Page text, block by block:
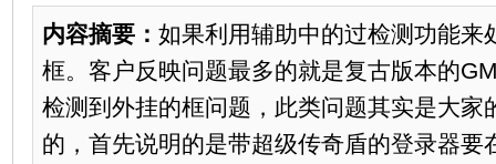
内容摘要： 如果利用辅助中的过检测功能来
框。客户反映问题最多的就是复古版本的
检测到外挂的框问题，此类问题其实是大家
的，首先说明的是带超级传奇盾的登录器要